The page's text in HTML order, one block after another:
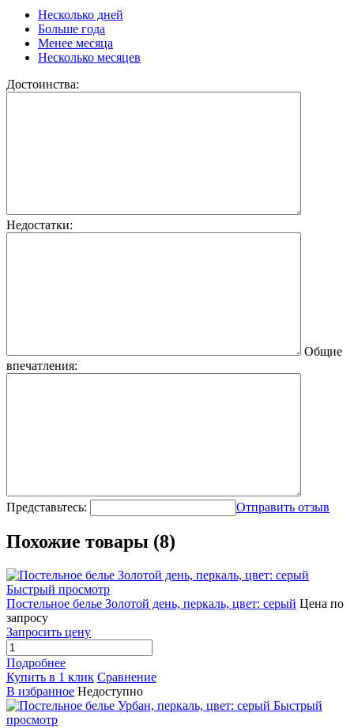
Несколько дней
Больше года
Менее месяца
Несколько месяцев
Достоинства:
Недостатки:
Общие
впечатления:
Представьтесь: Отправить отзыв
Похожие товары (8)
Быстрый просмотр
Постельное белье Золотой день, перкаль, цвет: серый Цена по
запросу
Запросить цену
Подробнее
Купить в 1 клик Сравнение
В избранное Недоступно
Быстрый
просмотр